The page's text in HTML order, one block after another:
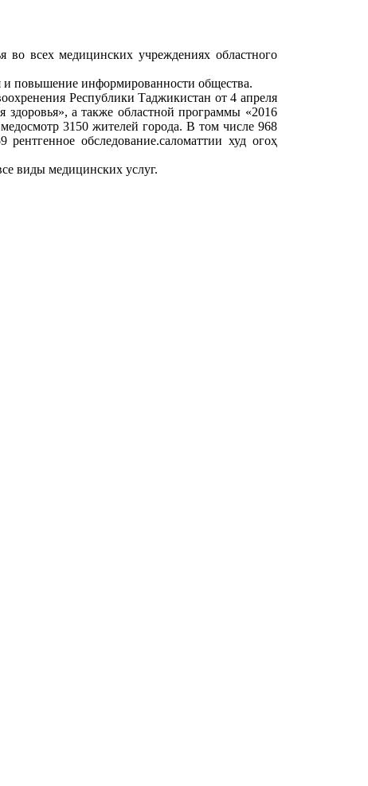
во всех медицинских учреждениях областного
и повышение информированности общества.
Республики Таджикистан от 4 апреля
здоровья», а также областной программы «2016
3150 жителей города. В том числе 968
обследование.саломаттии худ огоҳ
виды медицинских услуг.